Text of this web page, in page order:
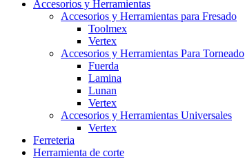
Accesorios y Herramientas
Accesorios y Herramientas para Fresado
Toolmex
Vertex
Accesorios y Herramientas Para Torneado
Fuerda
Lamina
Lunan
Vertex
Accesorios y Herramientas Universales
Vertex
Ferreteria
Herramienta de corte